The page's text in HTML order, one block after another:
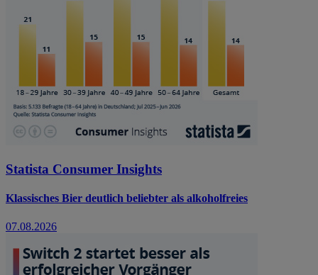
Statista Consumer Insights
Klassisches Bier deutlich beliebter als alkoholfreies
07.08.2026